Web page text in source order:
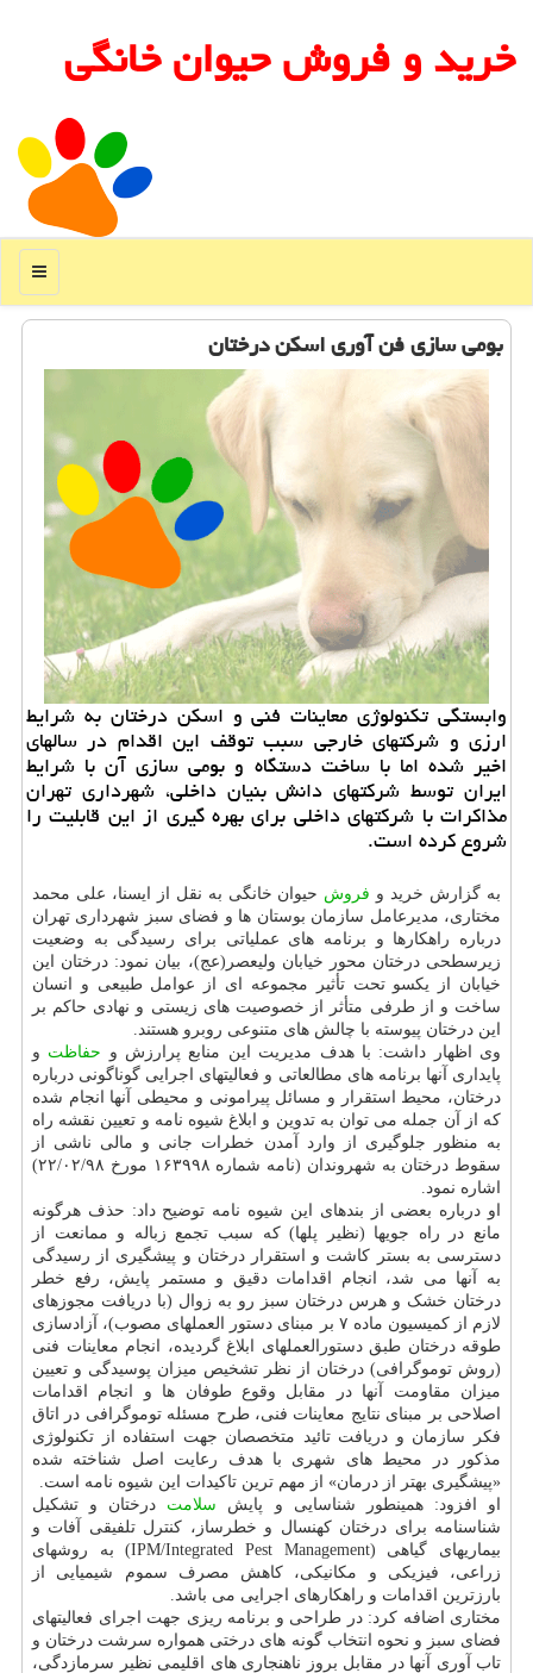
خرید و فروش حیوان خانگی
منو
بومی سازی فن آوری اسكن درختان
وابستگی تکنولوژی معاینات فنی و اسکن درختان به شرایط
ارزی و شرکت­های خارجی سبب توقف این اقدام در سال­های
اخیر شده اما با ساخت دستگاه و بومی سازی آن با شرایط
ایران توسط شرکت­های دانش بنیان داخلی، شهرداری تهران
مذاکرات با شرکتهای داخلی برای بهره گیری از این قابلیت را
شروع کرده است.
به گزارش خرید و فروش حیوان خانگی به نقل از ایسنا، علی محمد
مختاری، مدیرعامل سازمان بوستان ها و فضای سبز شهرداری تهران
درباره راهکارها و برنامه های عملیاتی برای رسیدگی به وضعیت
زیرسطحی درختان محور خیابان ولیعصر(عج)، بیان نمود: درختان این
خیابان از یکسو تحت تأثیر مجموعه ای از عوامل طبیعی و انسان
ساخت و از طرفی متأثر از خصوصیت های زیستی و نهادی حاکم بر
این درختان پیوسته با چالش های متنوعی روبرو هستند.
وی اظهار داشت: با هدف مدیریت این منابع پرارزش و حفاظت و
پایداری آنها برنامه های مطالعاتی و فعالیتهای اجرایی گوناگونی درباره
درختان، محیط استقرار و مسائل پیرامونی و محیطی آنها انجام شده
که از آن جمله می­ توان به تدوین و ابلاغ شیوه نامه و تعیین نقشه راه
به منظور جلوگیری از وارد آمدن خطرات جانی و مالی ناشی از
سقوط درختان به شهروندان (نامه شماره ۱۶۳۹۹۸ مورخ ۲۲/۰۲/۹۸)
اشاره نمود.
او درباره بعضی از بندهای این شیوه نامه توضیح داد: حذف هرگونه
مانع در راه جوی­ها (نظیر پل­ها) که سبب تجمع زباله و ممانعت از
دسترسی به بستر کاشت و استقرار درختان و پیشگیری از رسیدگی
به آنها می شد، انجام اقدامات دقیق و مستمر پایش، رفع خطر
درختان خشک و هرس درختان سبز رو به زوال (با دریافت مجوزهای
لازم از کمیسیون ماده ۷ بر مبنای دستور العملهای مصوب)، آزادسازی
طوقه درختان طبق دستورالعملهای ابلاغ گردیده، انجام معاینات فنی
(روش توموگرافی) درختان از نظر تشخیص میزان پوسیدگی و تعیین
میزان مقاومت آنها در مقابل وقوع طوفان ها و انجام اقدامات
اصلاحی بر مبنای نتایج معاینات فنی، طرح مسئله توموگرافی در اتاق
فکر سازمان و دریافت تائید متخصصان جهت استفاده از تکنولوژی
مذکور در محیط های شهری با هدف رعایت اصل شناخته شده
«پیشگیری بهتر از درمان» از مهم ترین تاکیدات این شیوه نامه است.
او افزود: همینطور شناسایی و پایش سلامت درختان و تشکیل
شناسنامه برای درختان کهنسال و خطرساز، کنترل تلفیقی آفات و
بیماری­های گیاهی (IPM/Integrated Pest Management) به روش­های
زراعی، فیزیکی و مکانیکی، کاهش مصرف سموم شیمیایی از
بارزترین اقدامات و راهکارهای اجرایی می باشد.
مختاری اضافه کرد: در طراحی و برنامه ریزی جهت اجرای فعالیتهای
فضای سبز و نحوه انتخاب گونه های درختی همواره سرشت درختان و
تاب آوری آنها در مقابل بروز ناهنجاری های اقلیمی نظیر سرمازدگی،